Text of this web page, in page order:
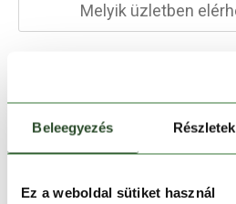
Beleegyezés Részletek
Ez a weboldal sütiket használ
Melyik üzletben
1-2 munkanapos szállítás
Ingyenes kiszállítás 15